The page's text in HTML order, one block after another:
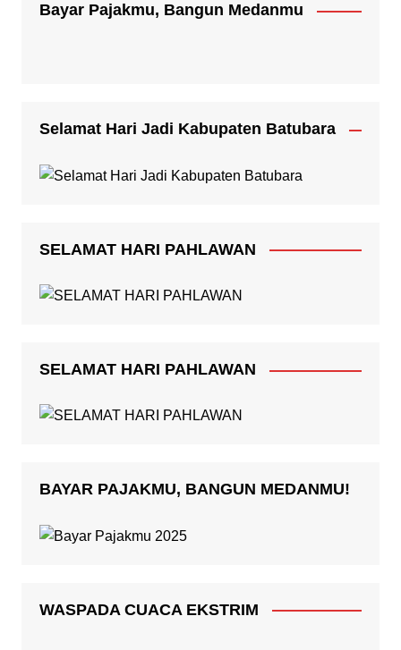
Bayar Pajakmu, Bangun Medanmu
Selamat Hari Jadi Kabupaten Batubara
SELAMAT HARI PAHLAWAN
SELAMAT HARI PAHLAWAN
BAYAR PAJAKMU, BANGUN MEDANMU!
WASPADA CUACA EKSTRIM